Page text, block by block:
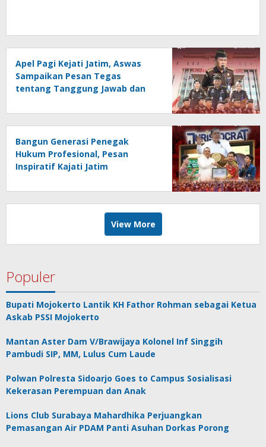
Apel Pagi Kejati Jatim, Aswas
Sampaikan Pesan Tegas
tentang Tanggung Jawab dan
Bangun Generasi Penegak
Hukum Profesional, Pesan
Inspiratif Kajati Jatim
View More
Populer
Bupati Mojokerto Lantik KH Fathor Rohman sebagai Ketua
Askab PSSI Mojokerto
Mantan Aster Dam V/Brawijaya Kolonel Inf Singgih
Pambudi SIP, MM, Lulus Cum Laude
Polwan Polresta Sidoarjo Goes to Campus Sosialisasi
Kekerasan Perempuan dan Anak
Lions Club Surabaya Mahardhika Perjuangkan
Pemasangan Air PDAM Panti Asuhan Dorkas Porong